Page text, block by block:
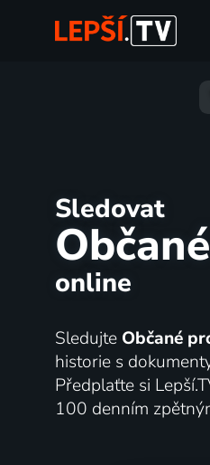
Sledovat
online
Sledujte Občané
historie s
Předplaťte si
100 denním